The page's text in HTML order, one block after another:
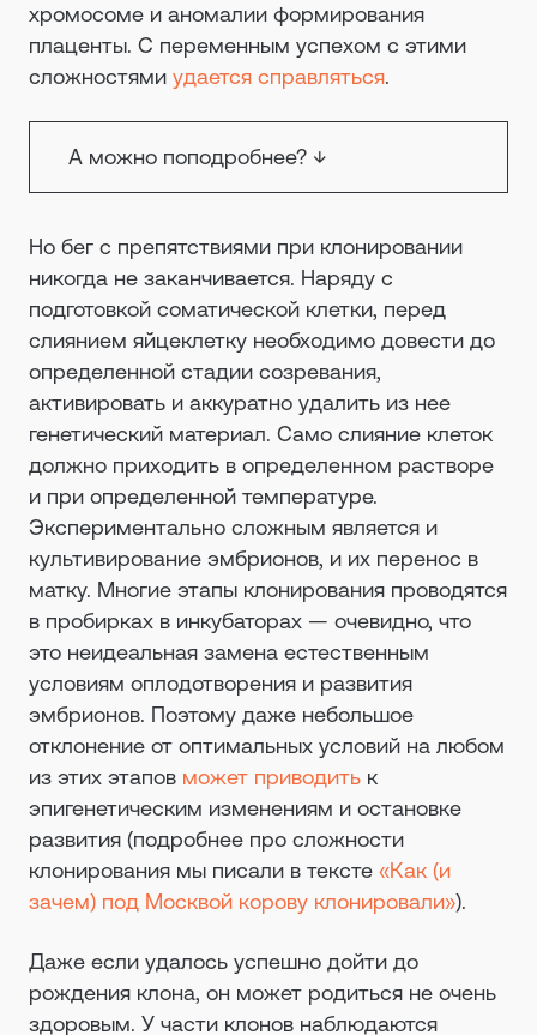
хромосоме и аномалии формирования
плаценты. С переменным успехом с этими
сложностями удается справляться.
А можно поподробнее? ↓
Но бег с препятствиями при клонировании
никогда не заканчивается. Наряду с
подготовкой соматической клетки, перед
слиянием яйцеклетку необходимо довести до
определенной стадии созревания,
активировать и аккуратно удалить из нее
генетический материал. Само слияние клеток
должно приходить в определенном растворе
и при определенной температуре.
Экспериментально сложным является и
культивирование эмбрионов, и их перенос в
матку. Многие этапы клонирования проводятся
в пробирках в инкубаторах — очевидно, что
это неидеальная замена естественным
условиям оплодотворения и развития
эмбрионов. Поэтому даже небольшое
отклонение от оптимальных условий на любом
из этих этапов может приводить к
эпигенетическим изменениям и остановке
развития (подробнее про сложности
клонирования мы писали в тексте «Как (и
зачем) под Москвой корову клонировали»).
Даже если удалось успешно дойти до
рождения клона, он может родиться не очень
здоровым. У части клонов наблюдаются